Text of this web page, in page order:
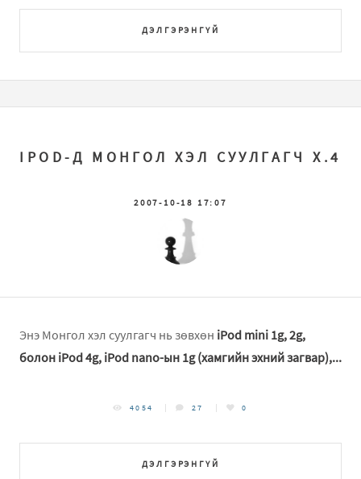
ДЭЛГЭРЭНГҮЙ
IPOD-Д МОНГОЛ ХЭЛ СУУЛГАГЧ Х.4
2007-10-18 17:07
Энэ Монгол хэл суулгагч нь зөвхөн iPod mini 1g, 2g,
болон iPod 4g, iPod nano-ын 1g (хамгийн эхний загвар),...
ДЭЛГЭРЭНГҮЙ
4054 27 0